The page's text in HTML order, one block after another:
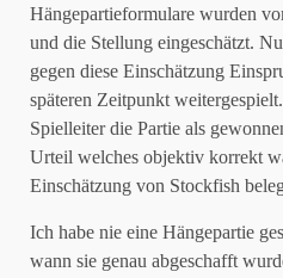
Hängepartieformulare wurden
und die Stellung eingeschätzt.
gegen diese Einschätzung
späteren Zeitpunkt
Spielleiter die Partie als
Urteil welches objektiv korrekt
Einschätzung von Stockfish
Ich habe nie eine Hängepartie
wann sie genau abgeschafft